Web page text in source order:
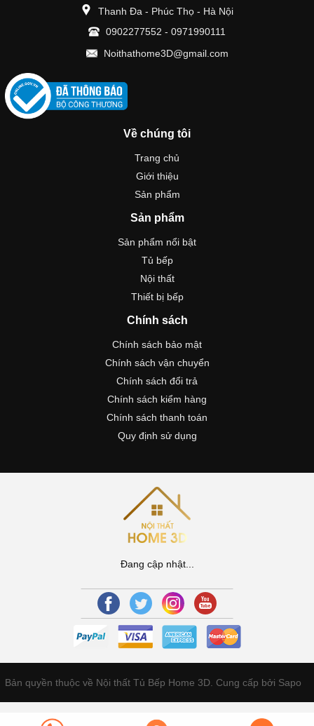
Thanh Đa - Phúc Thọ - Hà Nội
0902277552 - 0971990111
Noithathome3D@gmail.com
Về chúng tôi
Trang chủ
Giới thiệu
Sản phẩm
Sản phẩm
Sản phẩm nổi bật
Tủ bếp
Nội thất
Thiết bị bếp
Chính sách
Chính sách bảo mật
Chính sách vận chuyển
Chính sách đổi trả
Chính sách kiểm hàng
Chính sách thanh toán
Quy định sử dụng
Đang cập nhật...
Bản quyền thuộc về Nội thất Tủ Bếp Home 3D. Cung cấp bởi Sapo